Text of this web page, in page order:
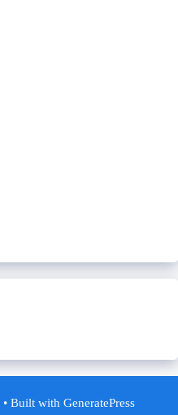
• Built with GeneratePress